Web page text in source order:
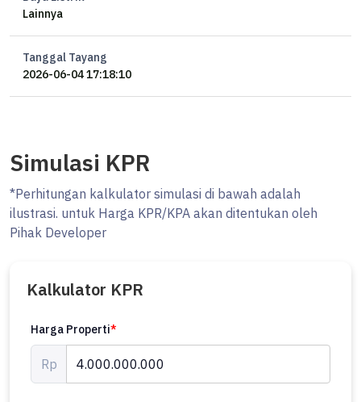
Lainnya
Tanggal Tayang
2026-06-04 17:18:10
Simulasi KPR
*Perhitungan kalkulator simulasi di bawah adalah
ilustrasi. untuk Harga KPR/KPA akan ditentukan oleh
Pihak Developer
Kalkulator KPR
Harga Properti*
Rp